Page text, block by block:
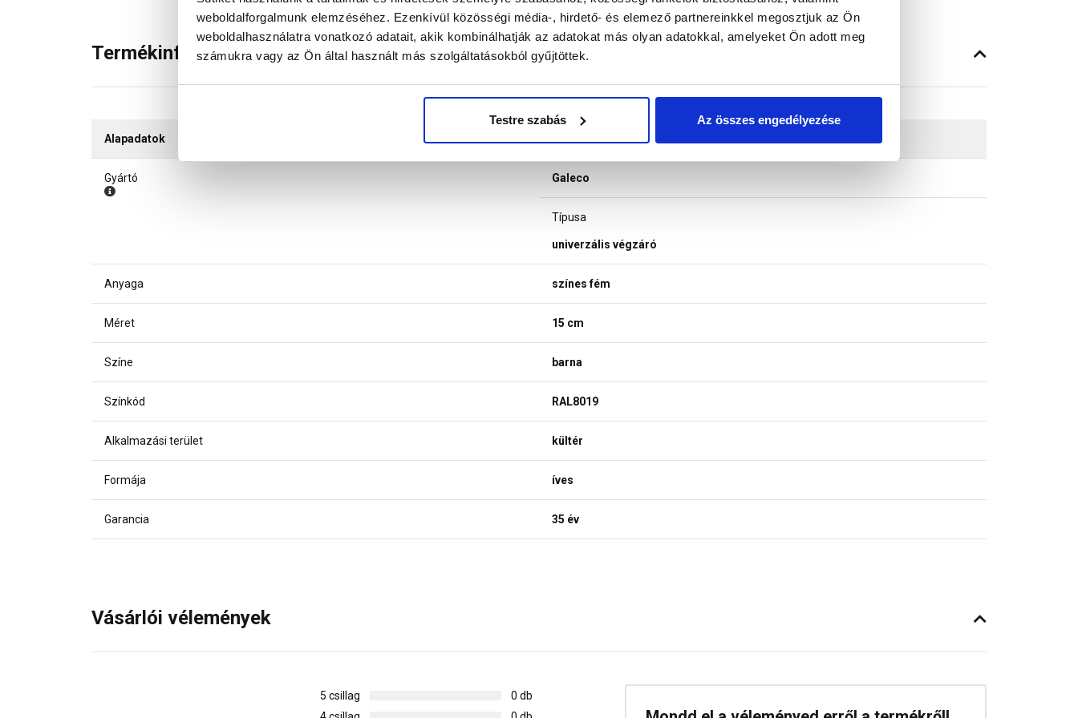
weboldalforgalmunk elemzéséhez. Ezenkívül közösségi média-, hirdető- és elemező partnereinkkel megosztjuk az Ön
weboldalhasználatra vonatkozó adatait, akik kombinálhatják az adatokat más olyan adatokkal, amelyeket Ön adott meg
számukra vagy az Ön által használt más szolgáltatásokból gyűjtöttek.
Testre szabás Az összes engedélyezése
Termékinformáció
Alapadatok
Gyártó Galeco
Típusa
univerzális végzáró
Anyaga színes fém
Méret 15 cm
Színe barna
Színkód RAL8019
Alkalmazási terület kültér
Formája íves
Garancia 35 év
Vásárlói vélemények
5 csillag
0 db